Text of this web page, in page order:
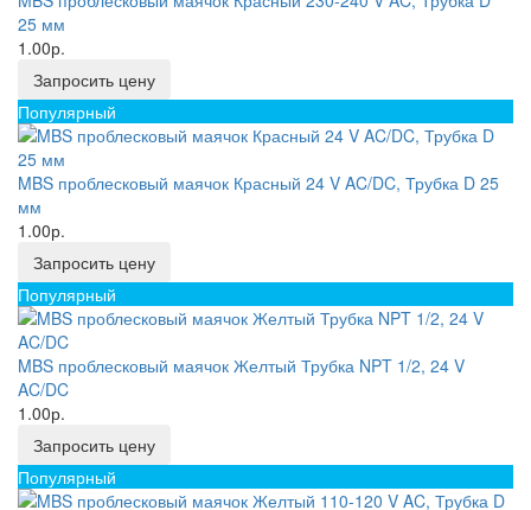
25 мм
1.00р.
Запросить цену
Популярный
MBS проблесковый маячок Красный 24 V AC/DC, Трубка D 25
мм
1.00р.
Запросить цену
Популярный
MBS проблесковый маячок Желтый Трубка NPT 1/2, 24 V
AC/DC
1.00р.
Запросить цену
Популярный